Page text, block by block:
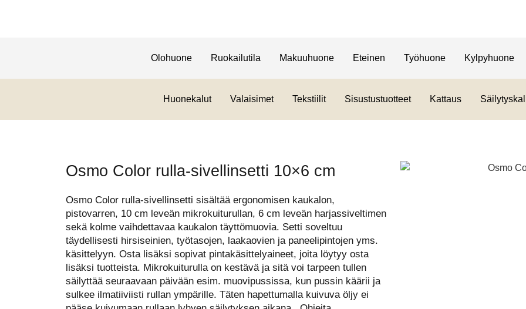
Olohuone Ruokailutila Makuuhuone Eteinen Työhuone Kylpyhuone
Huonekalut Valaisimet Tekstiilit Sisustustuotteet Kattaus
Osmo Color rulla-sivellinsetti 10×6 cm
Osmo Color rulla-sivellinsetti sisältää ergonomisen kaukalon,
pistovarren, 10 cm leveän mikrokuiturullan, 6 cm leveän harjassiveltimen
sekä kolme vaihdettavaa kaukalon täyttömuovia. Setti soveltuu
täydellisesti hirsiseinien, työtasojen, laakaovien ja paneelipintojen yms.
käsittelyyn. Osta lisäksi sopivat pintakäsittelyaineet, joita löytyy osta
lisäksi tuotteista. Mikrokuiturulla on kestävä ja sitä voi tarpeen tullen
säilyttää seuraavaan päivään esim. muovipussissa, kun pussin käärii ja
sulkee ilmatiiviisti rullan ympärille. Täten hapettumalla kuivuva öljy ei